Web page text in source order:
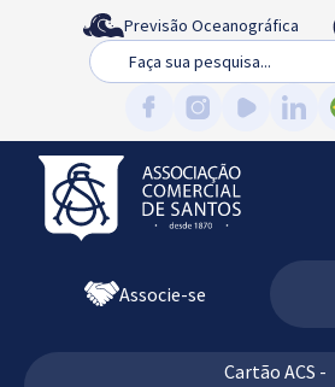
Previsão Oceanográfica
Busca
Associe-se
Cartão ACS -